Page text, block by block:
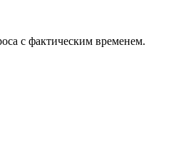
с фактическим временем.